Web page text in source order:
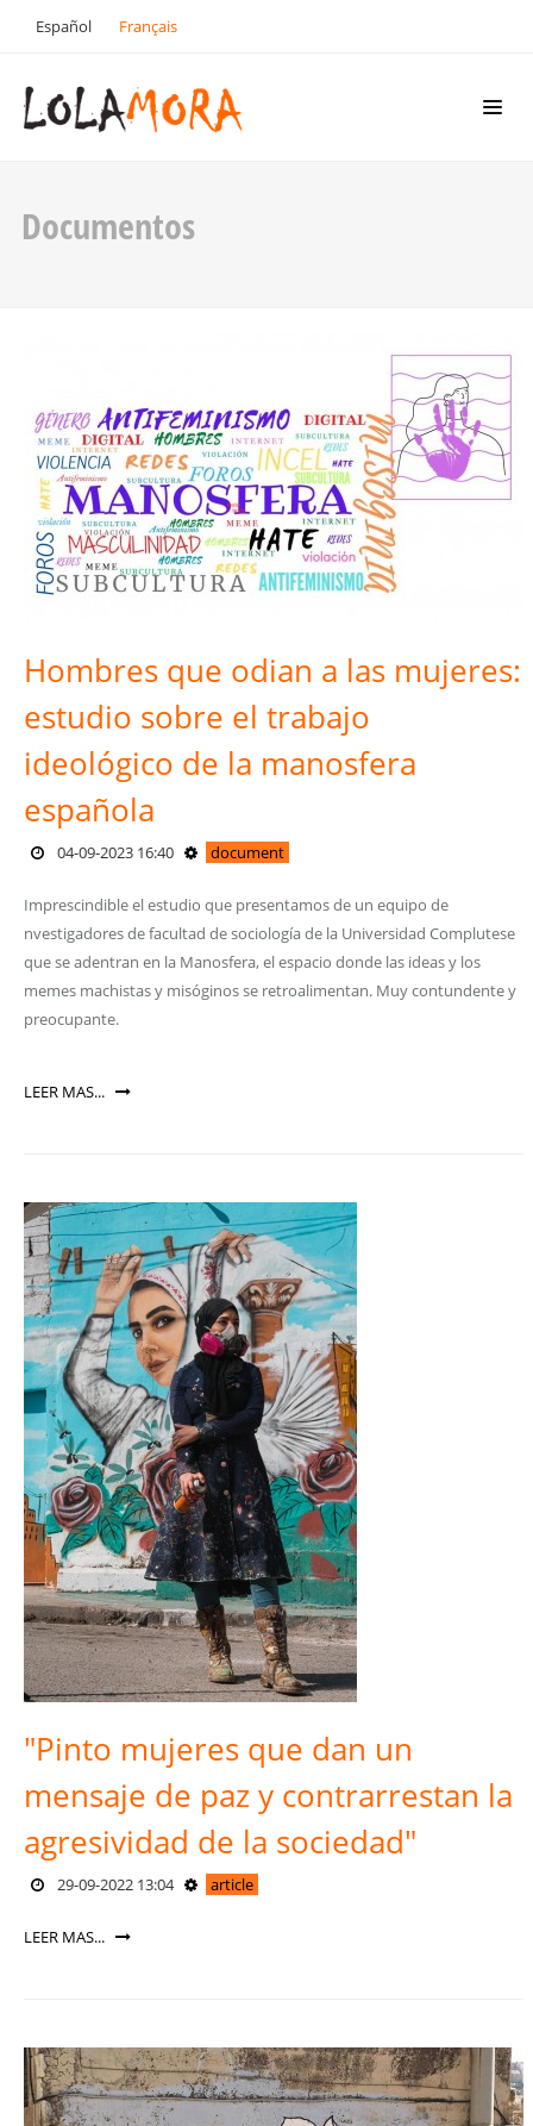
Español Français
Documentos
Hombres que odian a las mujeres:
estudio sobre el trabajo
ideológico de la manosfera
española
04-09-2023 16:40 document
Imprescindible el estudio que presentamos de un equipo de
nvestigadores de facultad de sociología de la Universidad Complutese
que se adentran en la Manosfera, el espacio donde las ideas y los
memes machistas y misóginos se retroalimentan. Muy contundente y
preocupante.
LEER MAS...
"Pinto mujeres que dan un
mensaje de paz y contrarrestan la
agresividad de la sociedad"
29-09-2022 13:04 article
LEER MAS...